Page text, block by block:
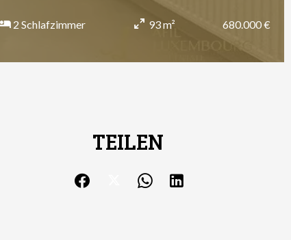
2 Schlafzimmer 93 m² 680.000 €
TEILEN